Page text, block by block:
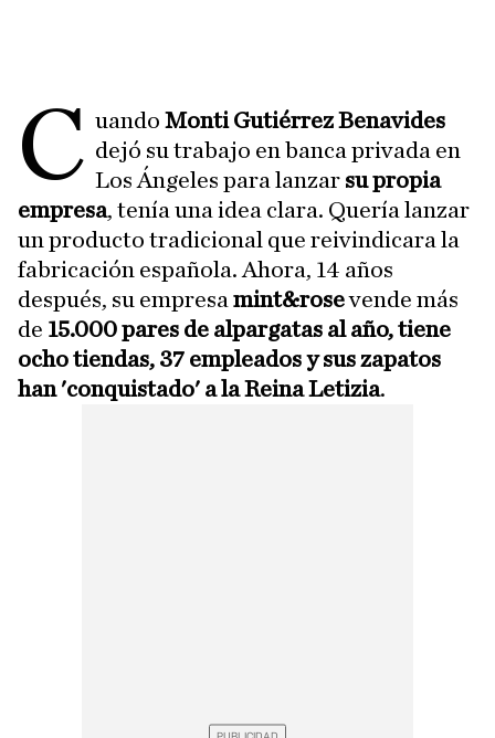
C uandoMonti GutiérrezBenavides
dejó su trabajo en banca privada en
Los Ángeles para lanzar su propia
empresa, tenía una idea clara. Quería lanzar
un producto tradicional que reivindicara la
fabricación española. Ahora, 14 años
después, su empresa mint&rosevende más
de 15.000 pares de alpargatas al año, tiene
ocho tiendas, 37 empleadosy sus zapatos
han 'conquistado' a la Reina Letizia.